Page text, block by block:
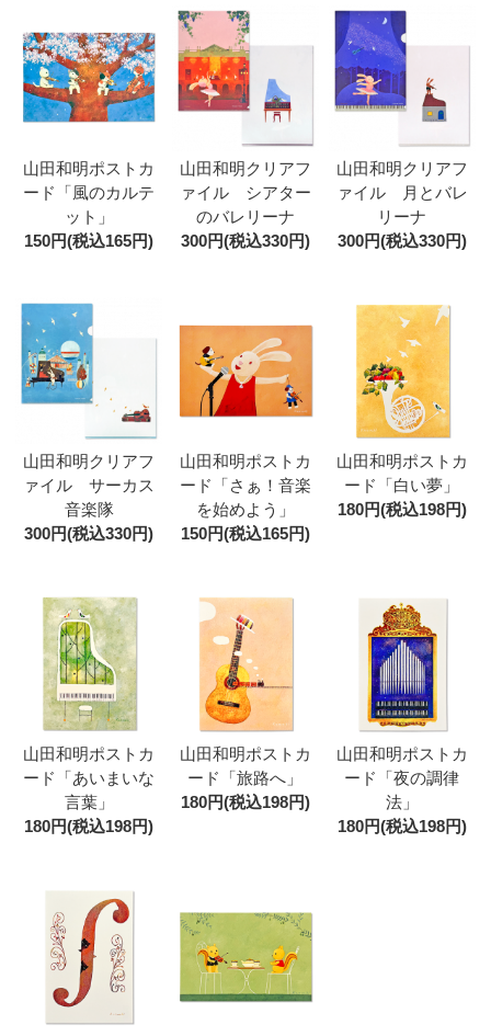
山田和明ポストカ
ード「風のカルテ
ット」
150円(税込165円)
山田和明クリアフ
ァイル シアター
のバレリーナ
300円(税込330円)
山田和明クリアフ
ァイル 月とバレ
リーナ
300円(税込330円)
山田和明クリアフ
ァイル サーカス
音楽隊
300円(税込330円)
山田和明ポストカ
ード「さぁ！音楽
を始めよう」
150円(税込165円)
山田和明ポストカ
ード「白い夢」
180円(税込198円)
山田和明ポストカ
ード「あいまいな
言葉」
180円(税込198円)
山田和明ポストカ
ード「旅路へ」
180円(税込198円)
山田和明ポストカ
ード「夜の調律
法」
180円(税込198円)